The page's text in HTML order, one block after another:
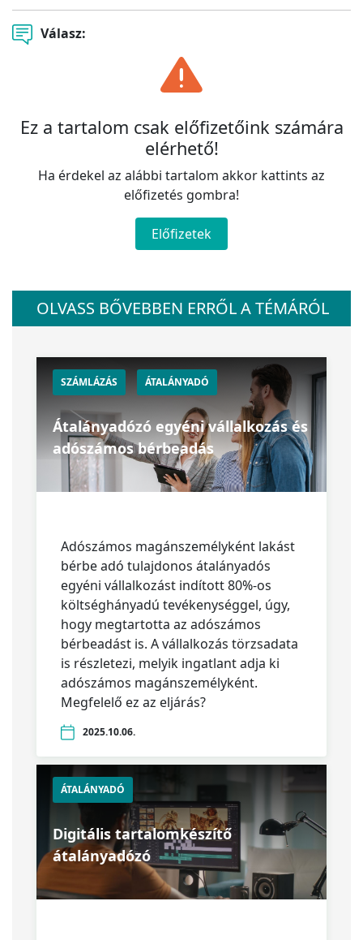
Válasz:
Ez a tartalom csak előfizetőink számára
elérhető!
Ha érdekel az alábbi tartalom akkor kattints az
előfizetés gombra!
Előfizetek
OLVASS BŐVEBBEN ERRŐL A TÉMÁRÓL
SZÁMLÁZÁS ÁTALÁNYADÓ
Átalányadózó egyéni vállalkozás és
adószámos bérbeadás
Adószámos magánszemélyként lakást
bérbe adó tulajdonos átalányadós
egyéni vállalkozást indított 80%-os
költséghányadú tevékenységgel, úgy,
hogy megtartotta az adószámos
bérbeadást is. A vállalkozás törzsadata
is részletezi, melyik ingatlant adja ki
adószámos magánszemélyként.
Megfelelő ez az eljárás?
2025.10.06.
ÁTALÁNYADÓ
Digitális tartalomkészítő
átalányadózó